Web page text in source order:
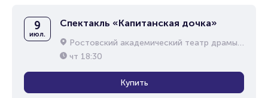
9
июл.
Спектакль «Капитанская дочка»
Ростовский академический театр драмы им. М.Горького
чт 18:30
Купить